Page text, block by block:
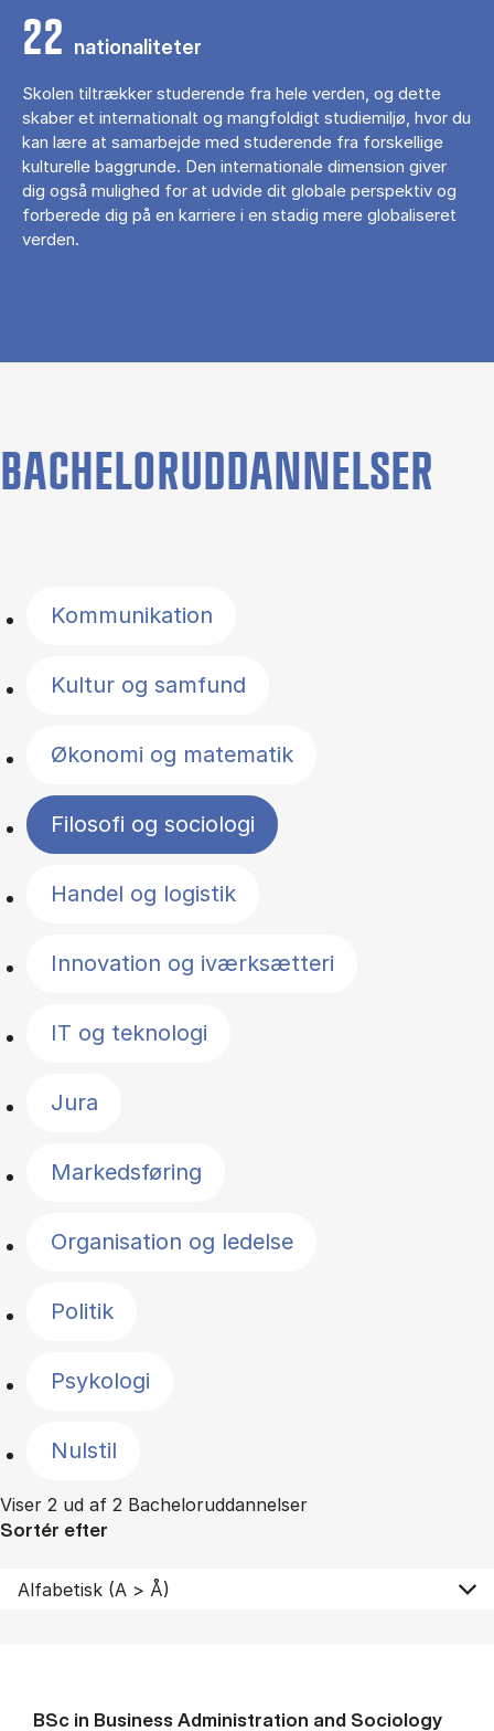
22 nationaliteter
Skolen tiltrækker studerende fra hele verden, og dette
skaber et internationalt og mangfoldigt studiemiljø, hvor du
kan lære at samarbejde med studerende fra forskellige
kulturelle baggrunde. Den internationale dimension giver
dig også mulighed for at udvide dit globale perspektiv og
forberede dig på en karriere i en stadig mere globaliseret
verden.
BACHELORUDDANNELSER
Kommunikation
Kultur og samfund
Økonomi og matematik
Filosofi og sociologi
Handel og logistik
Innovation og iværksætteri
IT og teknologi
Jura
Markedsføring
Organisation og ledelse
Politik
Psykologi
Nulstil
Viser 2 ud af 2 Bacheloruddannelser
Sortér efter
BSc in Busi­ness Ad­min­is­tra­tion and So­ci­ology